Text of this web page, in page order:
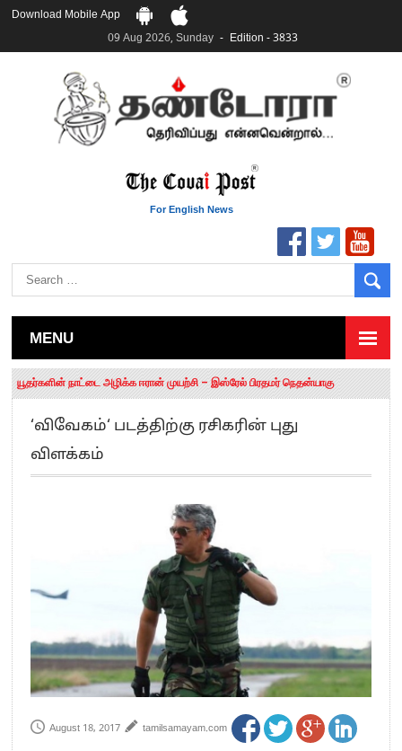
Download Mobile App
09 Aug 2026, Sunday
Edition - 3833
For English News
MENU
யூதர்களின் நாட்டை அழிக்க ஈரான் முயற்சி – இஸ்ரேல் பிரதமர் நெதன்யாகு
எங்களை நீக்குவதற்கு இபிஎஸ்க்கு அதிகாரம் இல்லை.. – சி. வி.சண்முகம்
பிரவீன் சக்ரவர்த்தியின் கருத்து காங்கிரஸ் தலைமையின் கருத்து கிடையாது – கார்த்தி
“ஜெயலலிதா அவர்களே என் ரோல் மாடல்” -பிரேமலதா விஜயகாந்த் பேட்டி
ராகுல் காந்தி கைது – தவெக தலைவர் விஜய் கண்டனம்
செத்து சாம்பல் ஆனாலும் தனித்துதான் போட்டி – சீமான்
பாகிஸ்தானின் அணு ஆயுத மிரட்டலுக்கு அஞ்சமாட்டோம் – இந்தியா
மத்திய ஆசிரியர் தகுதித் தேர்வு: பட்டதாரிகள் அக்.16 வரை விண்ணப்பிக்கலாம்
தமிழக சட்டப்பேரவையில் காலியிடங்கள் 6 ஆக உயர்வு
‘விவேகம்‘ படத்திற்கு ரசிகரின் புது
விளக்கம்
August 18, 2017 tamilsamayam.com